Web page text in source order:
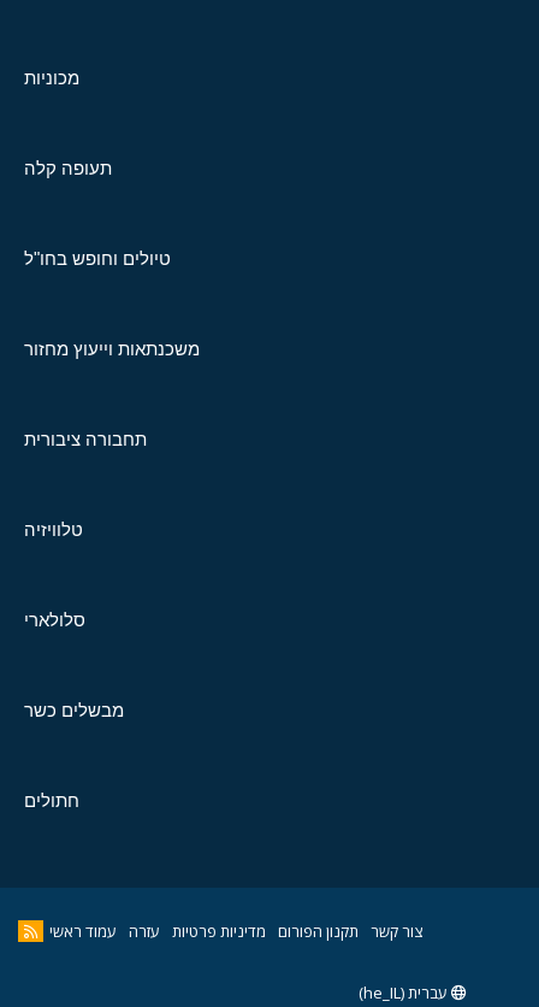
מכוניות
תעופה קלה
טיולים וחופש בחו"ל
משכנתאות וייעוץ מחזור
תחבורה ציבורית
טלוויזיה
סלולארי
מבשלים כשר
חתולים
צור קשר תקנון הפורום מדיניות פרטיות עזרה עמוד ראשי
עברית (he_IL)